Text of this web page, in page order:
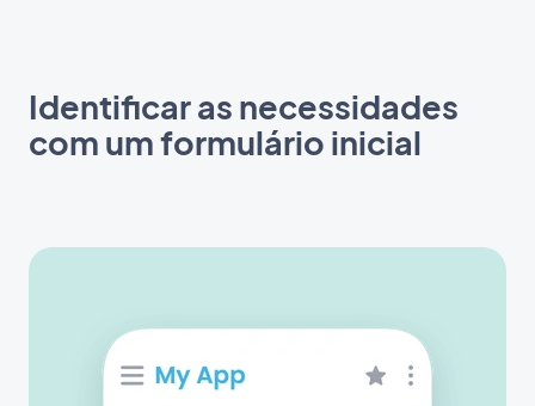
Identificar as necessidades
com um formulário inicial